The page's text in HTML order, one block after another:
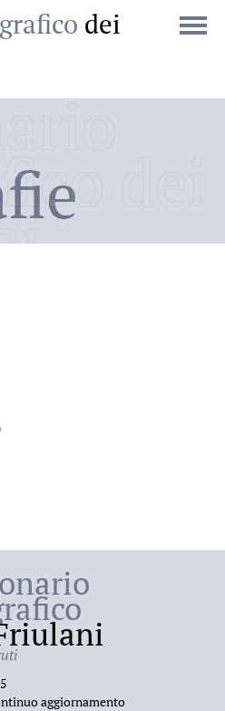
dei
dei
aggiornamento